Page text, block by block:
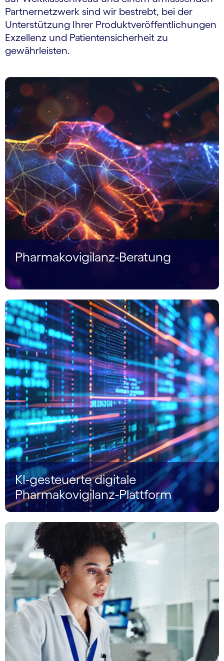
Partnernetzwerk sind wir bestrebt, bei der
Unterstützung Ihrer Produktveröffentlichungen
Exzellenz und Patientensicherheit zu
gewährleisten.
Pharmakovigilanz-Beratung
KI-gesteuerte digitale
Pharmakovigilanz-Plattform